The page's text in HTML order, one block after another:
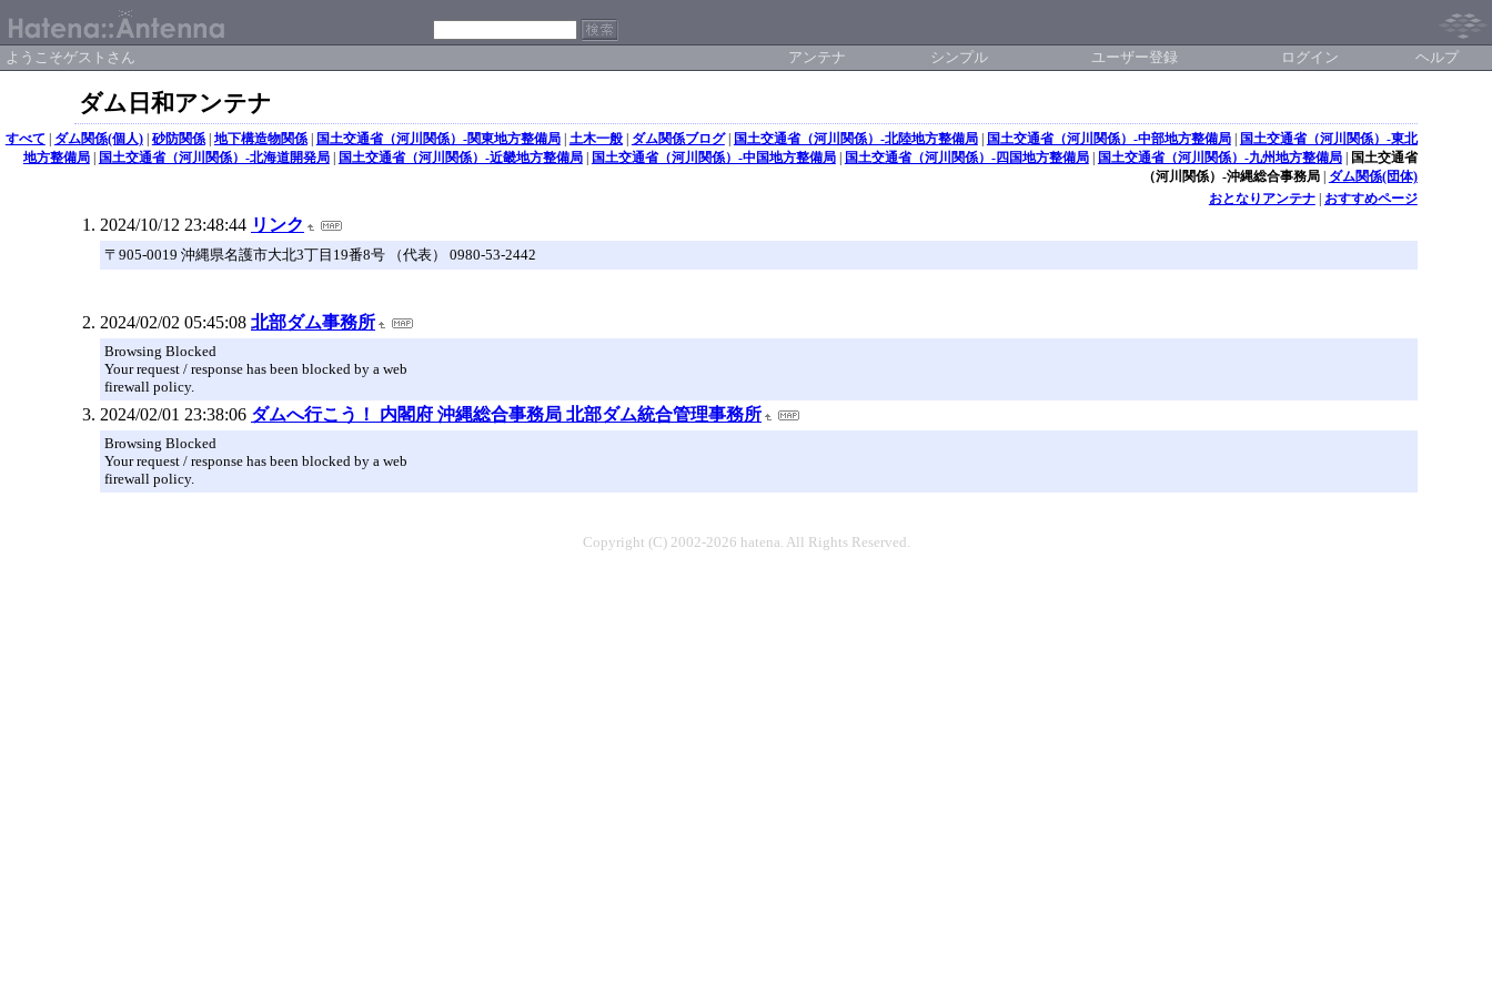
ようこそゲストさん アンテナ シンプル ユーザー登録 ログイン ヘルプ
ダム日和アンテナ
すべて ダム関係(個人)| 砂防関係| 地下構造物関係| 国土交通省（河川関係）-関東地方整備局| 土木一般| ダム関係ブログ| 国土交通省（河川関係）-北陸地方整備局| 国土交通省（河川関係）-中部地方整備局|
国土交通省（河川関係）-東北
地方整備局| 国土交通省（河川関係）-北海道開発局| 国土交通省（河川関係）-近畿地方整備局| 国土交通省（河川関係）-中国地方整備局| 国土交通省（河川関係）-四国地方整備局| 国土交通省（河川関係）-九州地方整備局|
国土交通省
（河川関係）-沖縄総合事務局| ダム関係(団体)
おとなりアンテナ| おすすめページ
2024/10/12 23:48:44 リンク
〒905-0019 沖縄県名護市大北3丁目19番8号 （代表） 0980-53-2442
2024/02/02 05:45:08 北部ダム事務所
Browsing Blocked
Your request / response has been blocked by a web
firewall policy.
2024/02/01 23:38:06 ダムへ行こう！ 内閣府 沖縄総合事務局 北部ダム統合管理事務所
Browsing Blocked
Your request / response has been blocked by a web
firewall policy.
Copyright (C) 2002-2026 hatena. All Rights Reserved.